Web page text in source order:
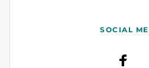
SOCIAL